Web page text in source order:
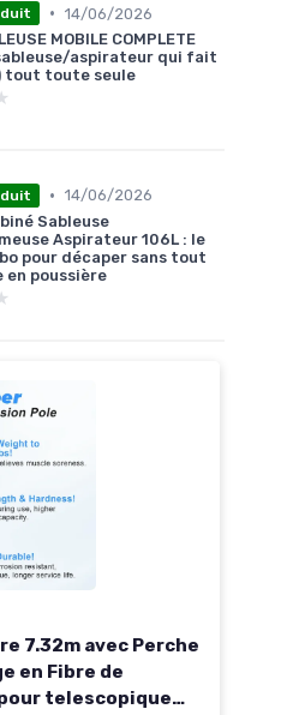
• 14/06/2026
MOBILE COMPLETE
aspirateur qui fait
tout toute seule
• 14/06/2026
Sableuse
Aspirateur 106L : le
pour décaper sans tout
en poussière
7.32m avec Perche
en Fibre de
telescopique